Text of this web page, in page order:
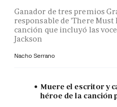
Ganador de tres premios
responsable de 'There Must
canción que incluyó las
Jackson
Nacho Serrano
Muere el escritor y
héroe de la canción